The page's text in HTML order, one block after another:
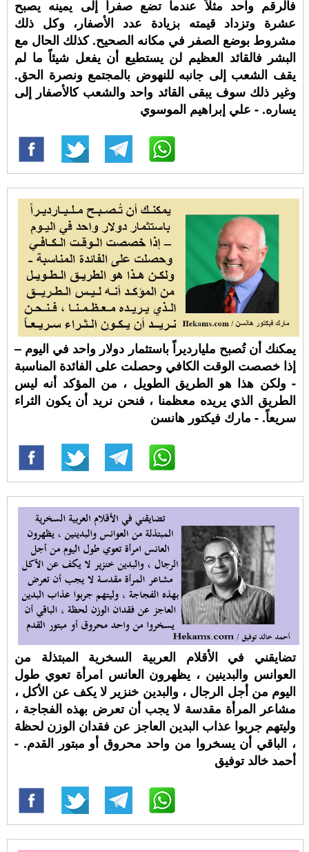
فالرقم واحد مثلاً عندما تضع صفراً إلى يمينه يصبح
عشرة وتزداد قيمته بزيادة عدد الأصفار، وكل ذلك
مشروط بوضع الصفر في مكانه الصحيح. كذلك الحال مع
البشر فالقائد العظيم لن يستطيع أن يفعل شيئاً ما لم
يقف الشعب إلى جانبه للنهوض بالمجتمع ونصرة الحق.
وغير ذلك سوف يبقى القائد واحد والشعب كالأصفار إلى
يساره. - علي إبراهيم الموسوي
يمكنك أن تُصبح مليارديراً باستثمار دولار واحد في اليوم –
إذا خصصت الوقت الكافي وحصلت على الفائدة المناسبة
- ولكن هذا هو الطريق الطويل ، من المؤكد أنه ليس
الطريق الذي يريده معظمنا ، فنحن نريد أن يكون الثراء
سريعاً. - مارك فيكتور هانسن
تضايقني في الأقلام العربية السخرية المبتذلة من
العوانس والبدينين ، يظهرون العانس امرأة تعوي طول
اليوم من أجل الرجال ، والبدين خنزير لا يكف عن الأكل ،
مشاعر المرأة مقدسة لا يجب أن تعرض بهذه الفجاجة ،
وليتهم جربوا عذاب البدين العاجز عن فقدان الوزن لحظة
، الباقي أن يسخروا من واحد محروق أو مبتور القدم. -
أحمد خالد توفيق